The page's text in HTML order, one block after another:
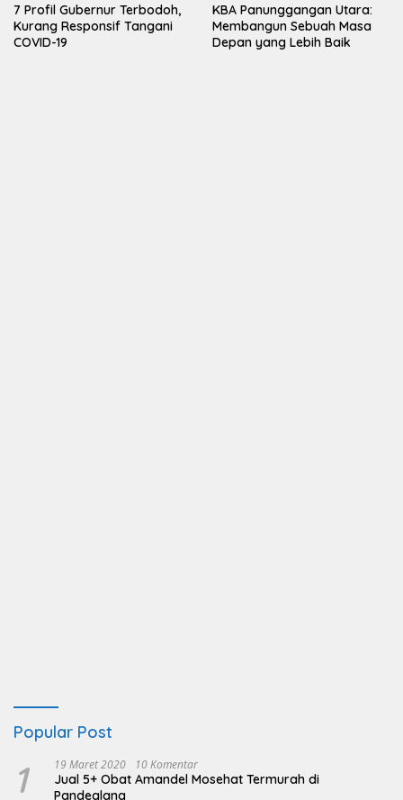
7 Profil Gubernur Terbodoh,
Kurang Responsif Tangani
COVID-19
KBA Panunggangan Utara:
Membangun Sebuah Masa
Depan yang Lebih Baik
Popular Post
1 19 Maret 2020 10 Komentar
Jual 5+ Obat Amandel Mosehat Termurah di
Pandeglang